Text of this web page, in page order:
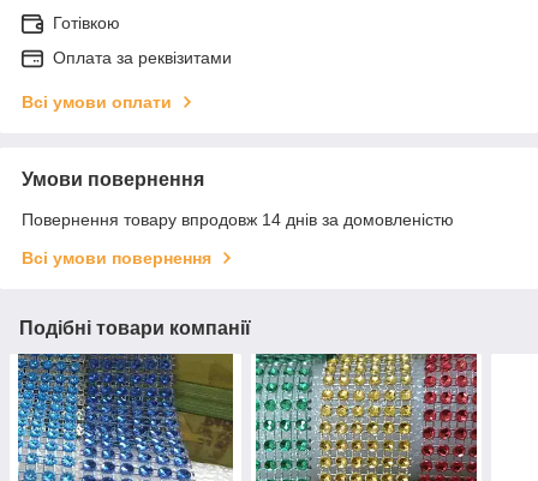
Готівкою
Оплата за реквізитами
Всі умови оплати
Умови повернення
Повернення товару впродовж 14 днів за домовленістю
Всі умови повернення
Подібні товари компанії